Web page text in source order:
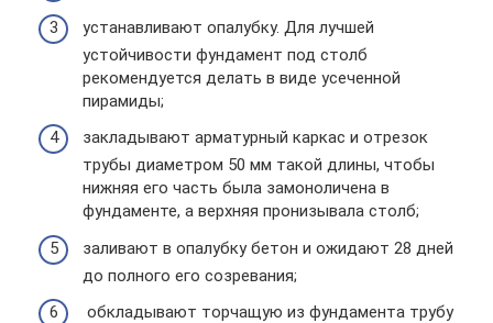
устанавливают опалубку. Для лучшей
устойчивости фундамент под столб
рекомендуется делать в виде усеченной
пирамиды;
закладывают арматурный каркас и отрезок
трубы диаметром 50 мм такой длины, чтобы
нижняя его часть была замоноличена в
фундаменте, а верхняя пронизывала столб;
заливают в опалубку бетон и ожидают 28 дней
до полного его созревания;
обкладывают торчащую из фундамента трубу